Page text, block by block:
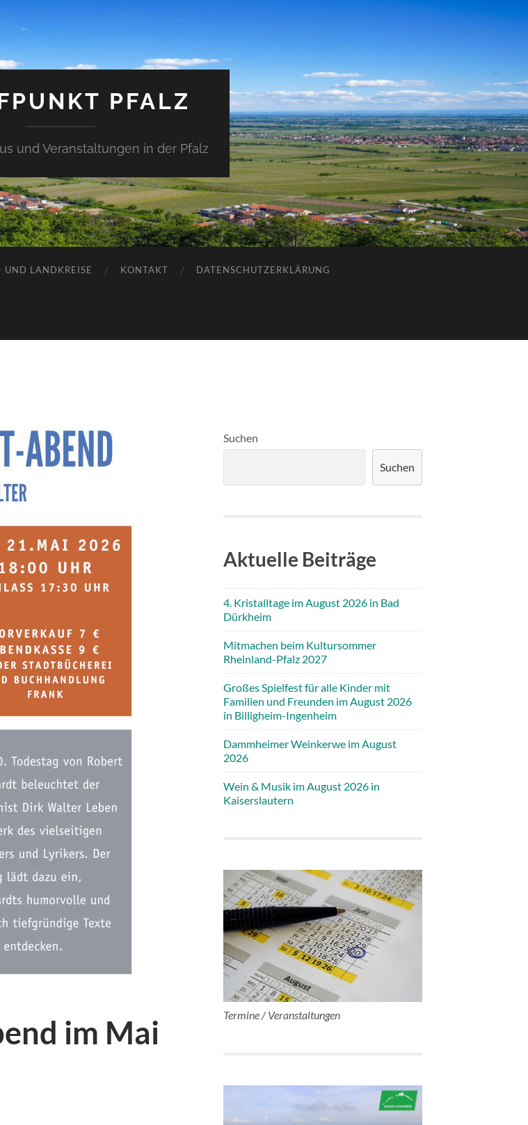
PFALZ
und Veranstaltungen in der Pfalz
UND LANDKREISE KONTAKT DATENSCHUTZERKLÄRUNG
im Mai
Suchen
Suchen
Aktuelle Beiträge
4. Kristalltage im August 2026 in Bad
Dürkheim
Mitmachen beim Kultursommer
Rheinland-Pfalz 2027
Großes Spielfest für alle Kinder mit
Familien und Freunden im August 2026
in Billigheim-Ingenheim
Dammheimer Weinkerwe im August
2026
Wein & Musik im August 2026 in
Kaiserslautern
Termine / Veranstaltungen